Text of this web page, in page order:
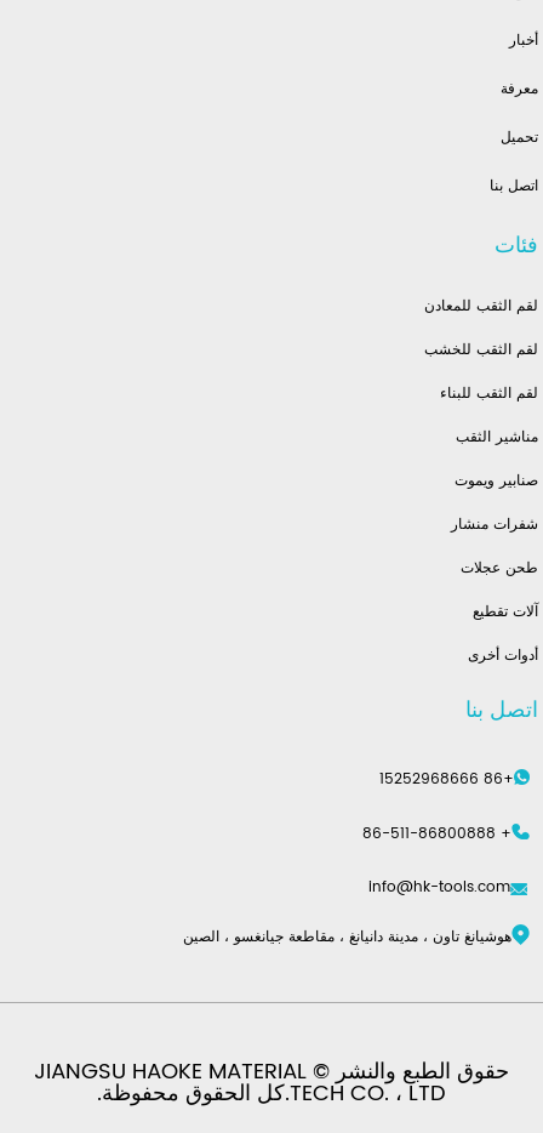
أخبار
معرفة
تحميل
اتصل بنا
فئات
لقم الثقب للمعادن
لقم الثقب للخشب
لقم الثقب للبناء
مناشير الثقب
صنابير ويموت
شفرات منشار
طحن عجلات
آلات تقطيع
أدوات أخرى
اتصل بنا
+86 15252968666
+ 86-511-86800888
info@hk-tools.com
هوشيانغ تاون ، مدينة دانيانغ ، مقاطعة جيانغسو ، الصين
حقوق الطبع والنشر © JIANGSU HAOKE MATERIAL
TECH CO. ، LTD.كل الحقوق محفوظة.